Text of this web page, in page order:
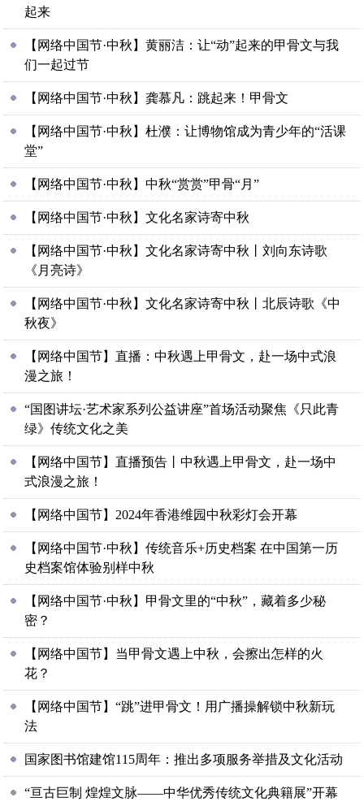
起来
【网络中国节·中秋】黄丽洁：让“动”起来的甲骨文与我
们一起过节
【网络中国节·中秋】龚慕凡：跳起来！甲骨文
【网络中国节·中秋】杜濮：让博物馆成为青少年的“活课
堂”
【网络中国节·中秋】中秋“赏赏”甲骨“月”
【网络中国节·中秋】文化名家诗寄中秋
【网络中国节·中秋】文化名家诗寄中秋丨刘向东诗歌
《月亮诗》
【网络中国节·中秋】文化名家诗寄中秋丨北辰诗歌《中
秋夜》
【网络中国节】直播：中秋遇上甲骨文，赴一场中式浪
漫之旅！
“国图讲坛·艺术家系列公益讲座”首场活动聚焦《只此青
绿》传统文化之美
【网络中国节】直播预告丨中秋遇上甲骨文，赴一场中
式浪漫之旅！
【网络中国节】2024年香港维园中秋彩灯会开幕
【网络中国节·中秋】传统音乐+历史档案 在中国第一历
史档案馆体验别样中秋
【网络中国节·中秋】甲骨文里的“中秋”，藏着多少秘
密？
【网络中国节】当甲骨文遇上中秋，会擦出怎样的火
花？
【网络中国节】“跳”进甲骨文！用广播操解锁中秋新玩
法
国家图书馆建馆115周年：推出多项服务举措及文化活动
“亘古巨制 煌煌文脉——中华优秀传统文化典籍展”开幕